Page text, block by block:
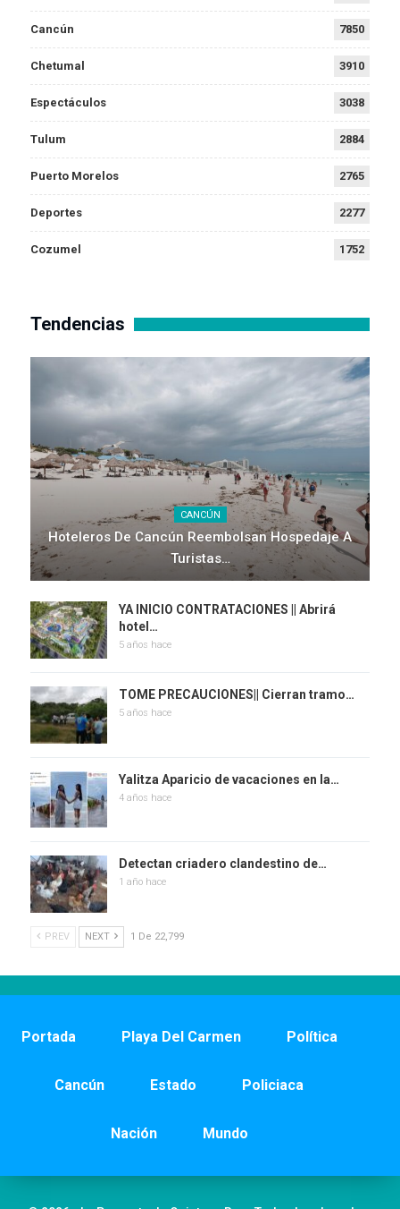
Cancún 7850
Chetumal 3910
Espectáculos 3038
Tulum 2884
Puerto Morelos 2765
Deportes 2277
Cozumel 1752
Tendencias
CANCÚN
Hoteleros De Cancún Reembolsan Hospedaje A
Turistas…
YA INICIO CONTRATACIONES || Abrirá
hotel…
5 años hace
TOME PRECAUCIONES|| Cierran tramo…
5 años hace
Yalitza Aparicio de vacaciones en la…
4 años hace
Detectan criadero clandestino de…
1 año hace
PREV NEXT 1 De 22,799
Portada Playa Del Carmen Política
Cancún Estado Policiaca
Nación Mundo